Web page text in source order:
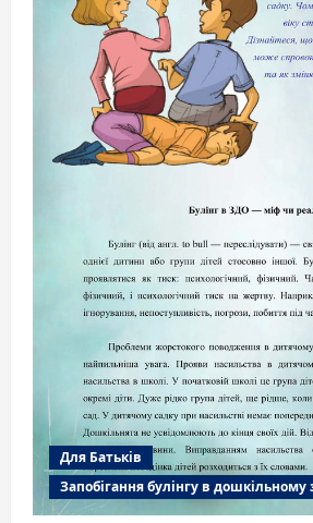
Для Батьків
Запобігання булінгу в дошкільному